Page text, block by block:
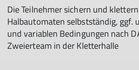
Die Teilnehmer sichern und
Halbautomaten selbstständig, ggf.
und variablen Bedingungen nach
Zweierteam in der Kletterhalle